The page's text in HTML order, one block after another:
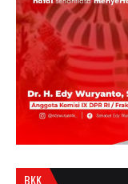
BKK